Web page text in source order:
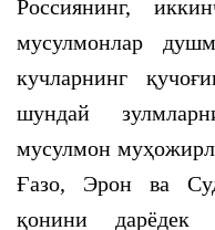
Россиянинг,
мусулмонлар
кучларнинг
шундай
мусулмон
Ғазо, Эрон ва
қонини дарёдек